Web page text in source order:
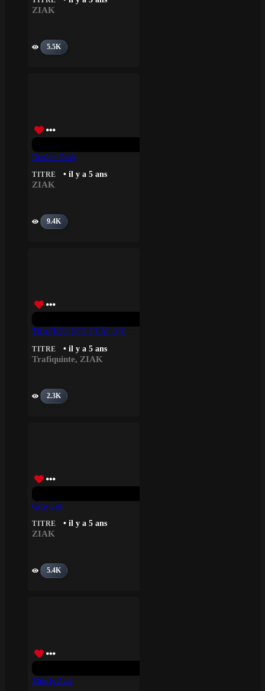
ZIAK
5.5K
Double Dash
TITRE • il y a 5 ans
ZIAK
9.4K
TITRE • il y a 5 ans
Trafiquinte, ZIAK
2.3K
Gros Lot
TITRE • il y a 5 ans
ZIAK
5.4K
This Is Ziak